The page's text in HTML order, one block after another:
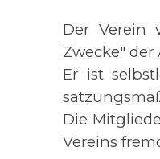
Der Verein
Zwecke"
Er ist
Die
Vereins